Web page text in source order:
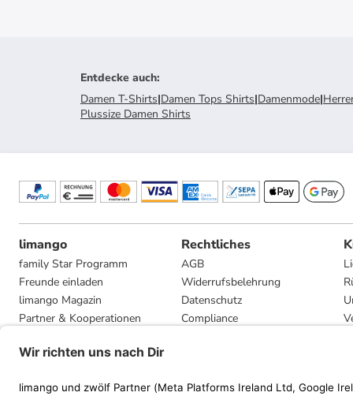
Entdecke auch:
Damen T-Shirts|Damen Tops Shirts|Damenmode|
Plussize Damen Shirts
limango
family Star Programm
Freunde einladen
limango Magazin
Partner & Kooperationen
Presse
Rechtliches
AGB
Widerrufsbelehrung
Datenschutz
Compliance